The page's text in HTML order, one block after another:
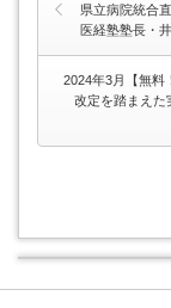
県立病院統合
医経塾塾長・
2024年3月【無料
改定を踏まえた